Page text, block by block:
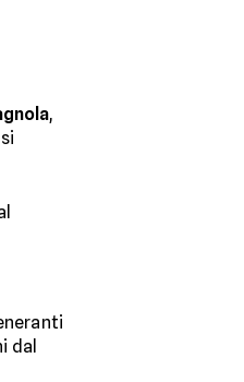
,
dal